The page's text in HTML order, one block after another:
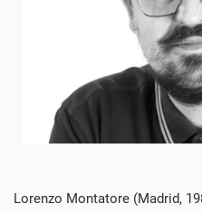
Lorenzo Montatore (Madrid,